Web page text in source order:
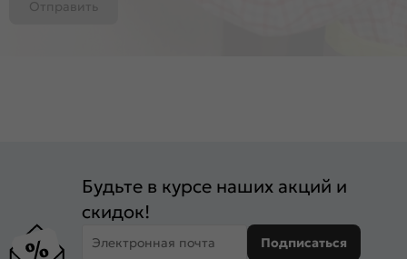
Отправить
Будьте в курсе наших акций и
скидок!
Электронная почта Подписаться